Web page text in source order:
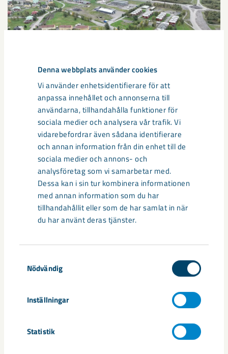
Denna webbplats använder cookies
Vi använder enhetsidentifierare för att
anpassa innehållet och annonserna till
användarna, tillhandahålla funktioner för
sociala medier och analysera vår trafik. Vi
vidarebefordrar även sådana identifierare
och annan information från din enhet till de
sociala medier och annons- och
analysföretag som vi samarbetar med.
Dessa kan i sin tur kombinera informationen
med annan information som du har
tillhandahållit eller som de har samlat in när
du har använt deras tjänster.
Nödvändig
Inställningar
Statistik
Sibirien-området i gamla Kiruna
centrum avvecklas under 2026
Under sommaren 2026 fortsätter avveckling av fastigheter i
gamla Kiruna centrum på grund av den pågående gruvdriften
– bland annat ...
Handbollstalanger upptäckte en